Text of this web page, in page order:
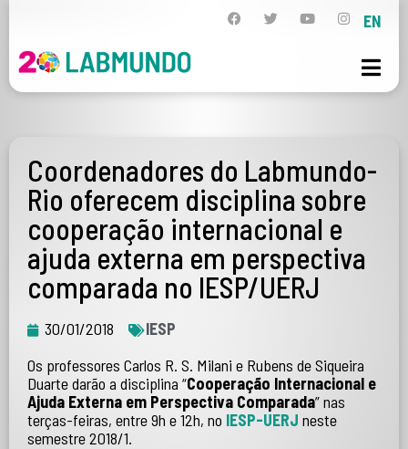
EN
Coordenadores do Labmundo-
Rio oferecem disciplina sobre
cooperação internacional e
ajuda externa em perspectiva
comparada no IESP/UERJ
30/01/2018
IESP
Os professores Carlos R. S. Milani e Rubens de Siqueira
Duarte darão a disciplina “Cooperação Internacional e
Ajuda Externa em Perspectiva Comparada” nas
terças-feiras, entre 9h e 12h, no IESP-UERJ neste
semestre 2018/1.